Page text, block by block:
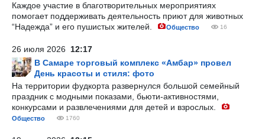
Каждое участие в благотворительных мероприятиях
помогает поддерживать деятельность приют для животных
“Надежда” и его пушистых жителей.
Общество 16
26 июля 2026 12:17
В Самаре торговый комплекс «Амбар» провел
День красоты и стиля: фото
На территории фудкорта развернулся большой семейный
праздник с модными показами, бьюти-активностями,
конкурсами и развлечениями для детей и взрослых.
Общество 1760